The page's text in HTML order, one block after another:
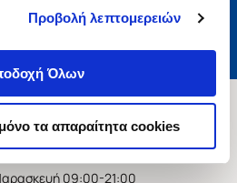
Προβολή λεπτομερειών
Όλων
τα απαραίτητα cookies
09:00-21:00